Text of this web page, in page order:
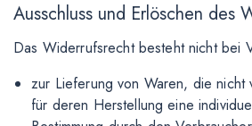
Ausschluss und Erlöschen des
Das Widerrufsrecht besteht nicht bei
zur Lieferung von Waren, die nicht
für deren Herstellung eine